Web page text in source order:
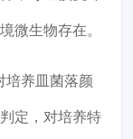
微生物存在。
培养皿菌落颜
定，对培养特